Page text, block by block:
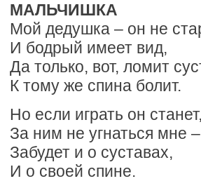
МАЛЬЧИШКА
Мой дедушка – он не
И бодрый имеет вид,
Да только, вот, ломит
К тому же спина болит.
Но если играть он станет,
За ним не угнаться мне –
Забудет и о суставах,
И о своей спине.